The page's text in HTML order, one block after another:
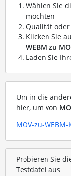
Wählen Sie
möchten
Qualität
Klicken Sie
WEBM zu
Laden Sie
Um in die
hier, um von
MOV-zu-
Probieren Sie
Testdatei aus